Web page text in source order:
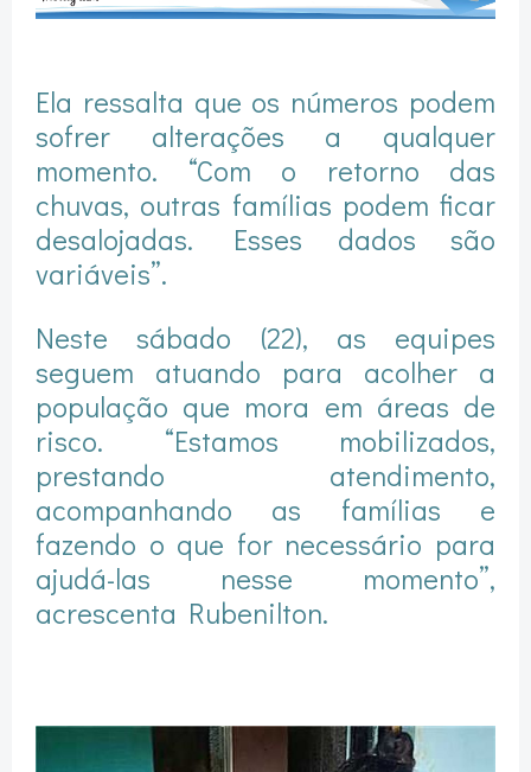
Ela ressalta que os números podem
sofrer alterações a qualquer
momento. “Com o retorno das
chuvas, outras famílias podem ficar
desalojadas. Esses dados são
variáveis”.
Neste sábado (22), as equipes
seguem atuando para acolher a
população que mora em áreas de
risco. “Estamos mobilizados,
prestando atendimento,
acompanhando as famílias e
fazendo o que for necessário para
ajudá-las nesse momento”,
acrescenta Rubenilton.